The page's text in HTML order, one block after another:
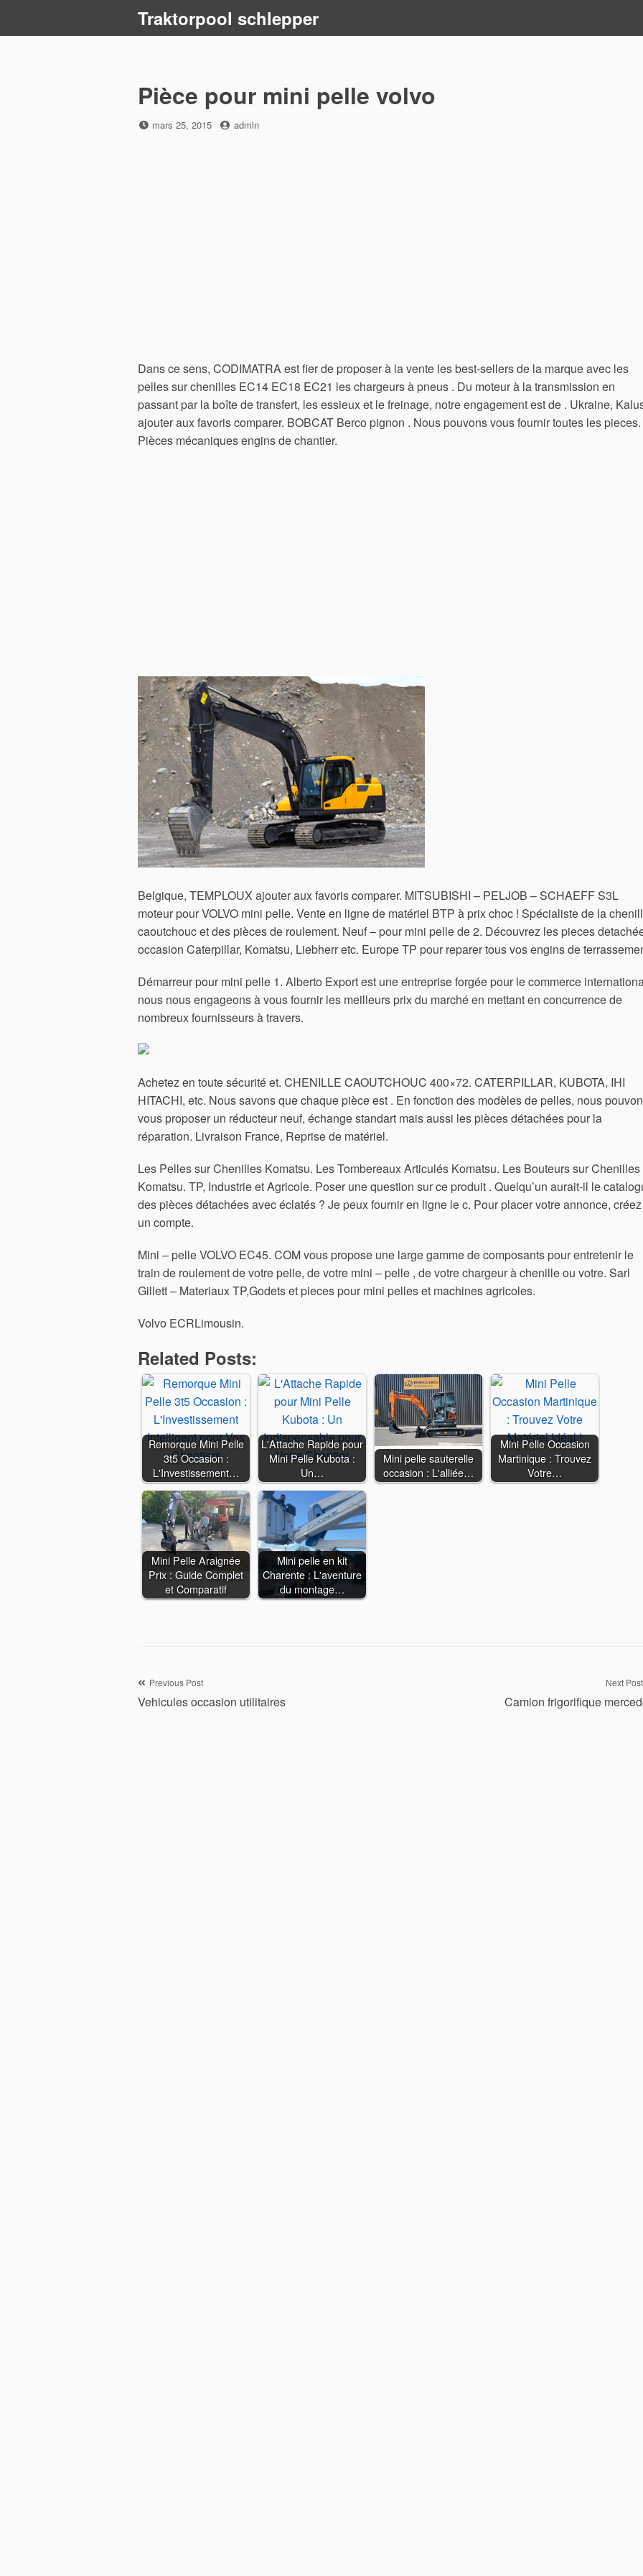
Traktorpool schlepper
Pièce pour mini pelle volvo
Posted
mars 25, 2015 by
admin
Dans ce sens, CODIMATRA est fier de proposer à la vente les best-sellers de la marque avec les
pelles sur chenilles EC14 EC18 EC21 les chargeurs à pneus . Du moteur à la transmission en
passant par la boîte de transfert, les essieux et le freinage, notre engagement est de . Ukraine,
ajouter aux favoris comparer. BOBCAT Berco pignon . Nous pouvons vous fournir toutes les pieces.
Pièces mécaniques engins de chantier.
Belgique, TEMPLOUX ajouter aux favoris comparer. MITSUBISHI – PELJOB – SCHAEFF S3L
moteur pour VOLVO mini pelle. Vente en ligne de matériel BTP à prix choc ! Spécialiste de la
caoutchouc et des pièces de roulement. Neuf – pour mini pelle de 2. Découvrez les pieces
occasion Caterpillar, Komatsu, Liebherr etc. Europe TP pour reparer tous vos engins de
Démarreur pour mini pelle 1. Alberto Export est une entreprise forgée pour le commerce
nous nous engageons à vous fournir les meilleurs prix du marché en mettant en concurrence de
nombreux fournisseurs à travers.
Achetez en toute sécurité et. CHENILLE CAOUTCHOUC 400×72. CATERPILLAR, KUBOTA, IHI
HITACHI, etc. Nous savons que chaque pièce est . En fonction des modèles de pelles, nous
vous proposer un réducteur neuf, échange standart mais aussi les pièces détachées pour la
réparation. Livraison France, Reprise de matériel.
Les Pelles sur Chenilles Komatsu. Les Tombereaux Articulés Komatsu. Les Bouteurs sur Chenilles
Komatsu. TP, Industrie et Agricole. Poser une question sur ce produit . Quelqu’un aurait-il le
des pièces détachées avec éclatés ? Je peux fournir en ligne le c. Pour placer votre annonce, créez
un compte.
Mini – pelle VOLVO EC45. COM vous propose une large gamme de composants pour entretenir le
train de roulement de votre pelle, de votre mini – pelle , de votre chargeur à chenille ou votre. Sarl
Gillett – Materiaux TP,Godets et pieces pour mini pelles et machines agricoles.
Volvo ECRLimousin.
Related Posts:
Remorque Mini Pelle
3t5 Occasion :
L'Investissement…
L'Attache Rapide pour
Mini Pelle Kubota :
Un…
Mini pelle sauterelle
occasion : L'alliée…
Mini Pelle Occasion
Martinique : Trouvez
Votre…
Mini Pelle Araignée
Prix : Guide Complet
et Comparatif
Mini pelle en kit
Charente : L'aventure
du montage…
Navigation
Previous Post
Vehicules occasion utilitaires
Next Post
Camion frigorifique